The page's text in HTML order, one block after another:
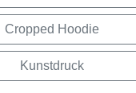
Cropped Hoodie
Kunstdruck